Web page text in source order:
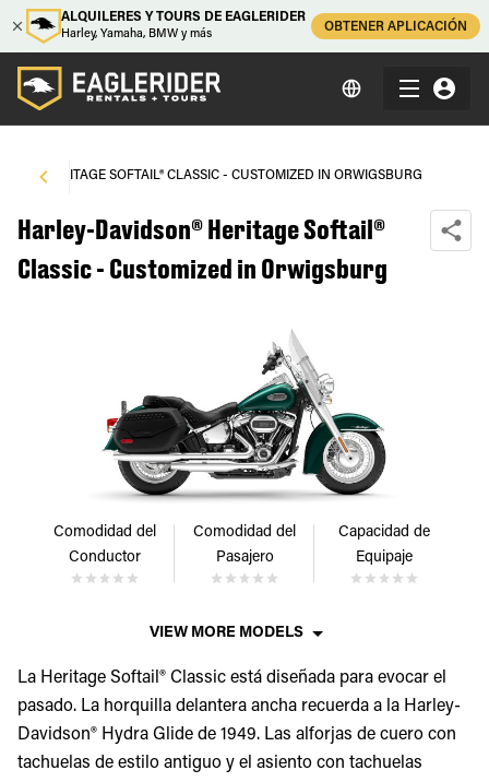
ALQUILERES Y TOURS DE EAGLERIDER
Harley, Yamaha, BMW y más
OBTENER APLICACIÓN
HERITAGE SOFTAIL® CLASSIC - CUSTOMIZED IN ORWIGSBURG
Harley-Davidson® Heritage Softail®
Classic - Customized in Orwigsburg
Comodidad del
Conductor
Comodidad del
Pasajero
Capacidad de
Equipaje
VIEW MORE MODELS
La Heritage Softail® Classic está diseñada para evocar el
pasado. La horquilla delantera ancha recuerda a la Harley-
Davidson® Hydra Glide de 1949. Las alforjas de cuero con
tachuelas de estilo antiguo y el asiento con tachuelas